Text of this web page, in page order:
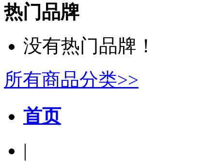
热门品牌
没有热门品牌！
所有商品分类>>
首页
|